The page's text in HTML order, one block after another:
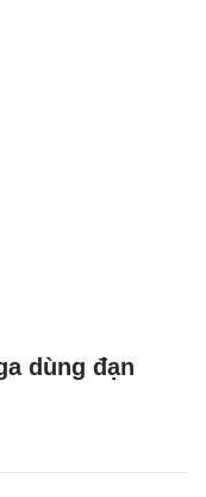
dùng đạn